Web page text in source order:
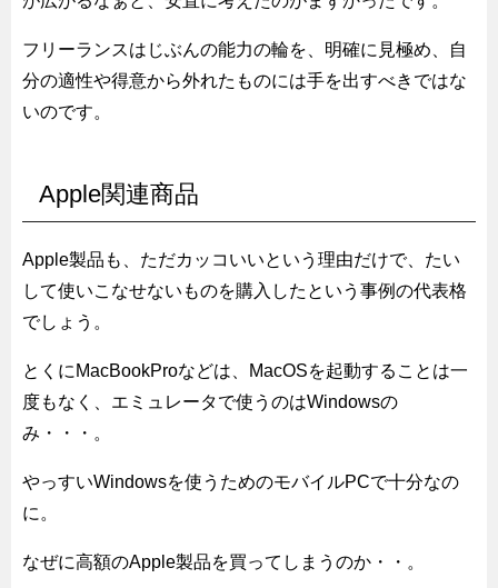
フリーランスはじぶんの能力の輪を、明確に見極め、自
分の適性や得意から外れたものには手を出すべきではな
いのです。
Apple関連商品
Apple製品も、ただカッコいいという理由だけで、たい
して使いこなせないものを購入したという事例の代表格
でしょう。
とくにMacBookProなどは、MacOSを起動することは一
度もなく、エミュレータで使うのはWindowsの
み・・・。
やっすいWindowsを使うためのモバイルPCで十分なの
に。
なぜに高額のApple製品を買ってしまうのか・・。